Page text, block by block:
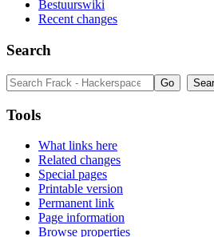
Bestuurswiki
Recent changes
Search
Tools
What links here
Related changes
Special pages
Printable version
Permanent link
Page information
Browse properties